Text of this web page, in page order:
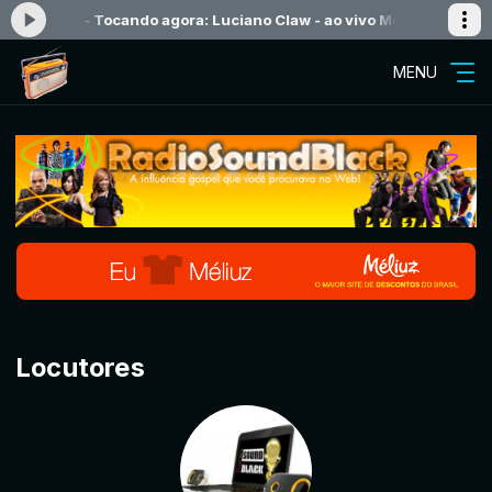
- Tocando agora: Luciano Claw - ao vivo Medley -
MENU
Locutores